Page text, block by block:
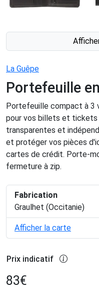
La Guêpe
Portefeuille
Portefeuille compact à 3
pour vos billets et tickets
transparentes et
et protéger vos pièces
cartes de crédit. Porte-
fermeture à zip.
Fabrication
Graulhet (Occitanie)
Afficher la carte
Prix indicatif
83€